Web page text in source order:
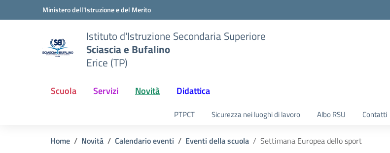
Vai ai contenuti
Vai al menu di navigazioneMinistero dell'Istruzione e del Merito
Istituto d'Istruzione Secondaria Superiore
Sciascia e Bufalino
Erice (TP)
Scuola Servizi Novità Didattica
PTPCT Sicurezza nei luoghi di lavoro Albo RSU Contatti
Home Novità Calendario eventi Eventi della scuola Settimana Europea dello sport